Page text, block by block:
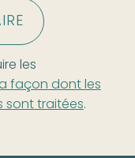
les
façon dont les
sont traitées.